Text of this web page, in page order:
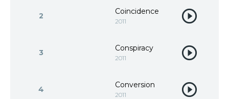
2 Coincidence
2011
3 Conspiracy
2011
4 Conversion
2011